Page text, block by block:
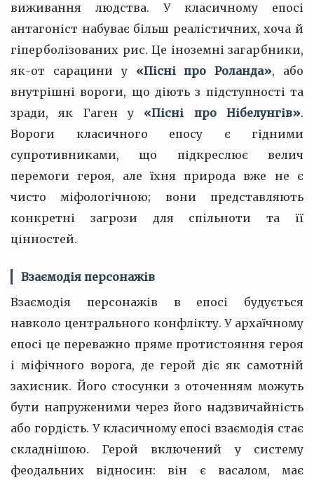
виживання людства. У класичному епосі
антагоніст набуває більш реалістичних, хоча й
гіперболізованих рис. Це іноземні загарбники,
як-от сарацини у «Пісні про Роланда», або
внутрішні вороги, що діють з підступності та
зради, як Гаген у «Пісні про Нібелунгів».
Вороги класичного епосу є гідними
супротивниками, що підкреслює велич
перемоги героя, але їхня природа вже не є
чисто міфологічною; вони представляють
конкретні загрози для спільноти та її
цінностей.
Взаємодія персонажів
Взаємодія персонажів в епосі будується
навколо центрального конфлікту. У архаїчному
епосі це переважно пряме протистояння героя
і міфічного ворога, де герой діє як самотній
захисник. Його стосунки з оточенням можуть
бути напруженими через його надзвичайність
або гордість. У класичному епосі взаємодія стає
складнішою. Герой включений у систему
феодальних відносин: він є васалом, має